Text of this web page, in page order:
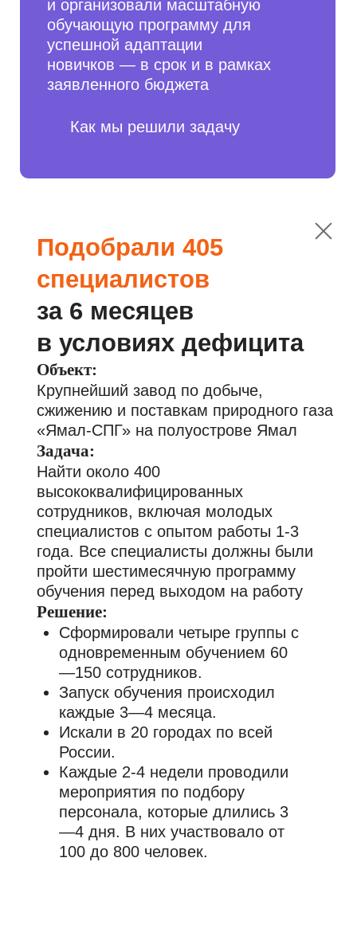
Согласен сПолитикой конфиденциальности и
обработки персональных данных
Получите 3 проверенных кандидата,
а также анализ рынка и вашей вакансии
в течение 3−5 дней. Это бесплатно.
компетенциях
и экспертизе
Если по каким-то
причинам человек
ушел, мы бесплатно
максимально быстро
найдем нового
Оплата по
фактувыхода
на работу
замен после
выхода
за 25 лет
>1%